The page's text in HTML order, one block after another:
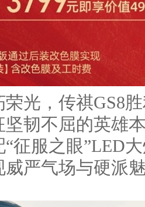
，传祺GS8胜
韧不屈的英雄
“征服之眼”LED
威严气场与硬派